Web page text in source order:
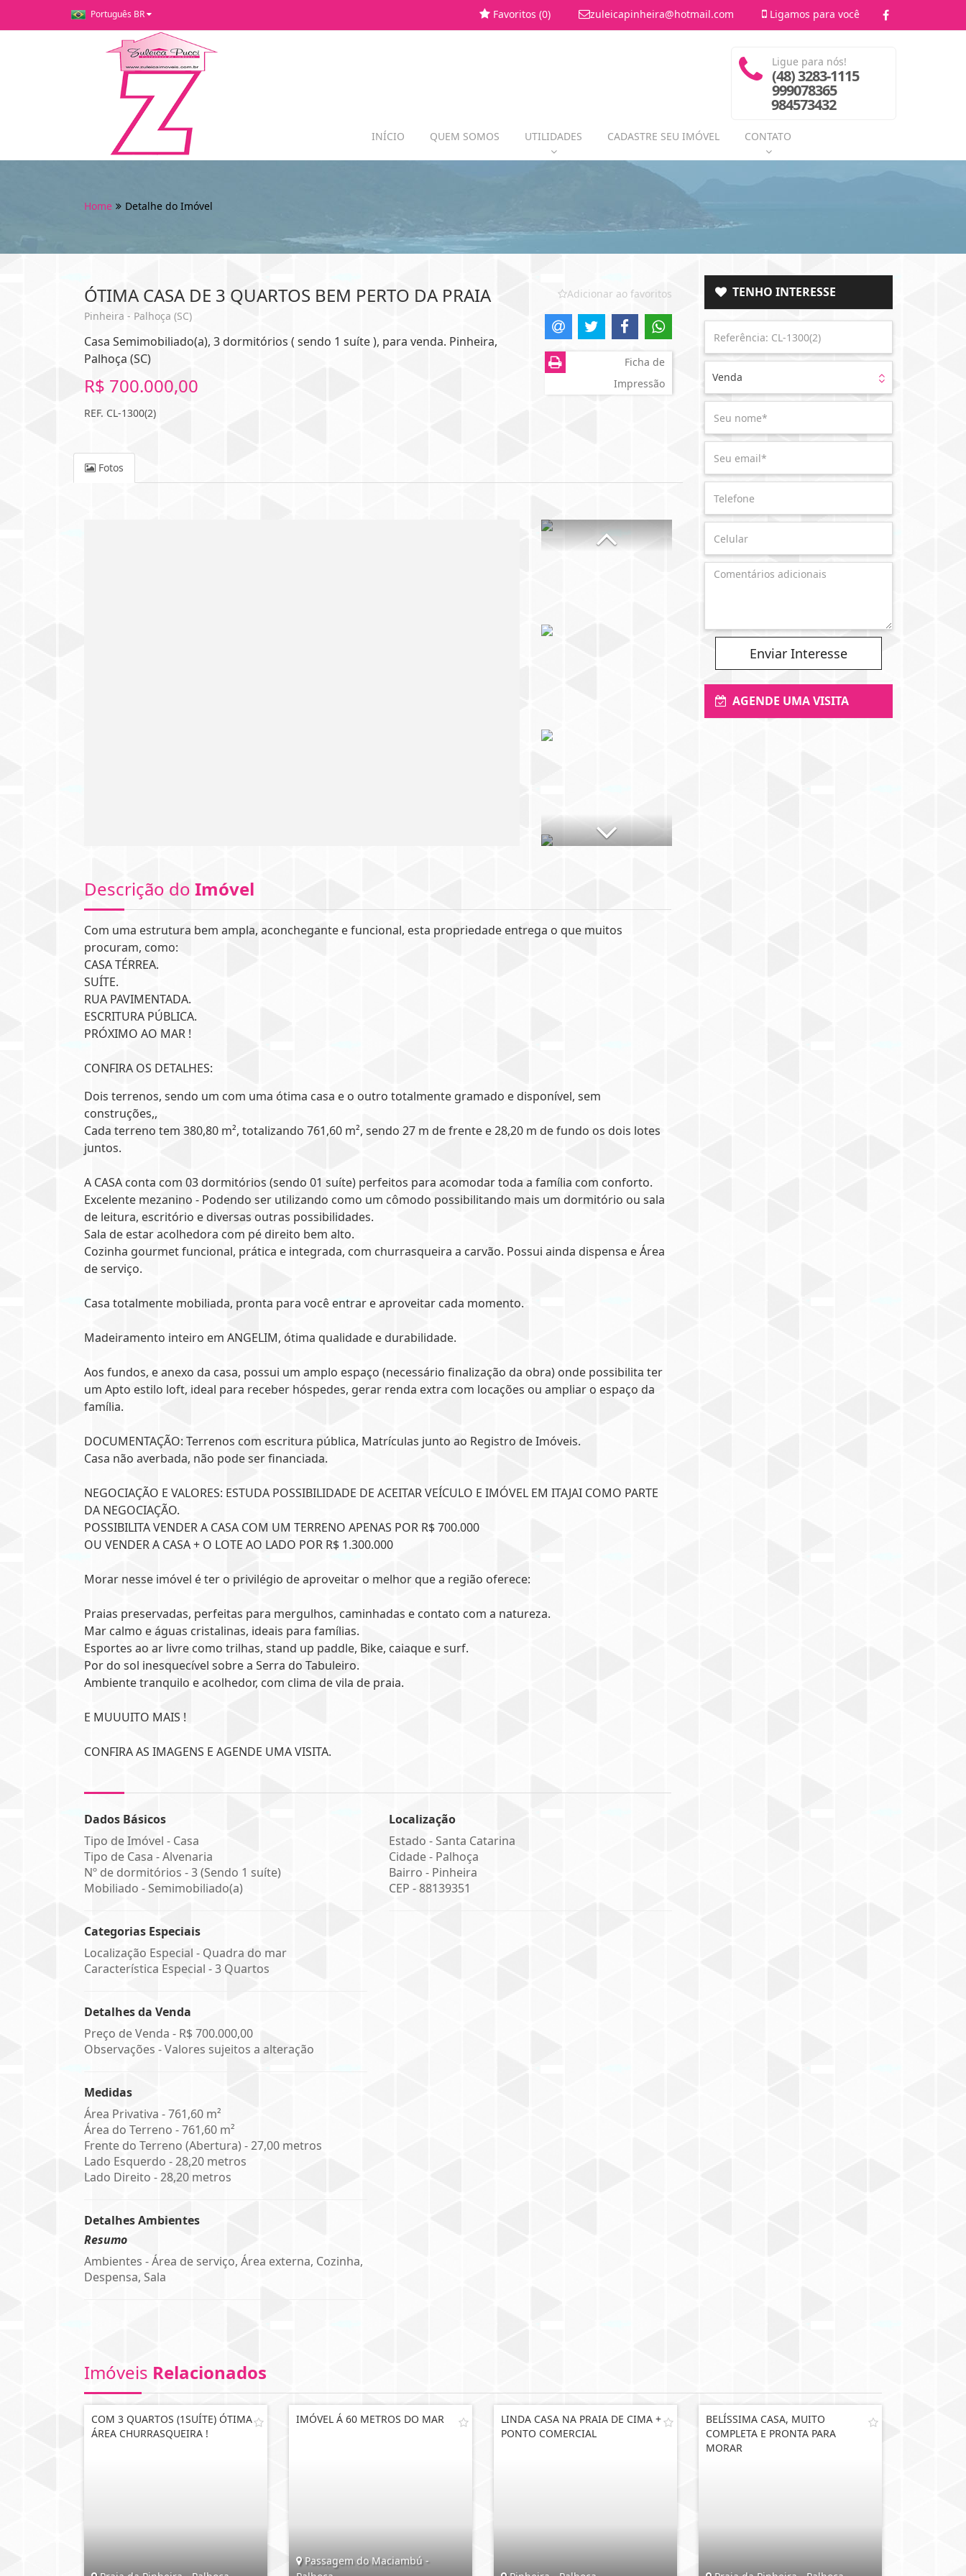
Português BR Ligamos para você
zuleicapinheira@hotmail.com
Favoritos (0)
INÍCIO QUEM SOMOS UTILIDADES CADASTRE SEU IMÓVEL CONTATO
Ligue para nós!
(48) 3283-1115
999078365
984573432
Home Detalhe do Imóvel
ÓTIMA CASA DE 3 QUARTOS BEM PERTO DA PRAIA
Pinheira - Palhoça (SC)
Casa Semimobiliado(a), 3 dormitórios ( sendo 1 suíte ), para venda. Pinheira,
Palhoça (SC)
R$ 700.000,00
REF. CL-1300(2)
Adicionar ao favoritos
Ficha de
Impressão
Fotos
Descrição do Imóvel
Com uma estrutura bem ampla, aconchegante e funcional, esta propriedade entrega o que muitos
procuram, como:
CASA TÉRREA.
SUÍTE.
RUA PAVIMENTADA.
ESCRITURA PÚBLICA.
PRÓXIMO AO MAR !
CONFIRA OS DETALHES:
Dois terrenos, sendo um com uma ótima casa e o outro totalmente gramado e disponível, sem
construções,,
Cada terreno tem 380,80 m², totalizando 761,60 m², sendo 27 m de frente e 28,20 m de fundo os dois lotes
juntos.
A CASA conta com 03 dormitórios (sendo 01 suíte) perfeitos para acomodar toda a família com conforto.
Excelente mezanino - Podendo ser utilizando como um cômodo possibilitando mais um dormitório ou sala
de leitura, escritório e diversas outras possibilidades.
Sala de estar acolhedora com pé direito bem alto.
Cozinha gourmet funcional, prática e integrada, com churrasqueira a carvão. Possui ainda dispensa e Área
de serviço.
Casa totalmente mobiliada, pronta para você entrar e aproveitar cada momento.
Madeiramento inteiro em ANGELIM, ótima qualidade e durabilidade.
Aos fundos, e anexo da casa, possui um amplo espaço (necessário finalização da obra) onde possibilita ter
um Apto estilo loft, ideal para receber hóspedes, gerar renda extra com locações ou ampliar o espaço da
família.
DOCUMENTAÇÃO: Terrenos com escritura pública, Matrículas junto ao Registro de Imóveis.
Casa não averbada, não pode ser financiada.
NEGOCIAÇÃO E VALORES: ESTUDA POSSIBILIDADE DE ACEITAR VEÍCULO E IMÓVEL EM ITAJAI COMO PARTE
DA NEGOCIAÇÃO.
POSSIBILITA VENDER A CASA COM UM TERRENO APENAS POR R$ 700.000
OU VENDER A CASA + O LOTE AO LADO POR R$ 1.300.000
Morar nesse imóvel é ter o privilégio de aproveitar o melhor que a região oferece:
Praias preservadas, perfeitas para mergulhos, caminhadas e contato com a natureza.
Mar calmo e águas cristalinas, ideais para famílias.
Esportes ao ar livre como trilhas, stand up paddle, Bike, caiaque e surf.
Por do sol inesquecível sobre a Serra do Tabuleiro.
Ambiente tranquilo e acolhedor, com clima de vila de praia.
E MUUUITO MAIS !
CONFIRA AS IMAGENS E AGENDE UMA VISITA.
Dados Básicos
Tipo de Imóvel - Casa
Tipo de Casa - Alvenaria
Nº de dormitórios - 3 (Sendo 1 suíte)
Mobiliado - Semimobiliado(a)
Categorias Especiais
Localização Especial - Quadra do mar
Característica Especial - 3 Quartos
Detalhes da Venda
Preço de Venda - R$ 700.000,00
Observações - Valores sujeitos a alteração
Medidas
Área Privativa - 761,60 m²
Área do Terreno - 761,60 m²
Frente do Terreno (Abertura) - 27,00 metros
Lado Esquerdo - 28,20 metros
Lado Direito - 28,20 metros
Detalhes Ambientes
Resumo
Ambientes - Área de serviço, Área externa, Cozinha,
Despensa, Sala
Localização
Estado -Santa Catarina
Cidade - Palhoça
Bairro - Pinheira
CEP -88139351
TENHO INTERESSE
Venda
Enviar Interesse
AGENDE UMA VISITA
Imóveis Relacionados
COM 3 QUARTOS (1SUÍTE) ÓTIMA
ÁREA CHURRASQUEIRA !
IMÓVEL Á 60 METROS DO MAR
Passagem do Maciambú -
LINDA CASA NA PRAIA DE CIMA +
PONTO COMERCIAL
BELÍSSIMA CASA, MUITO
COMPLETA E PRONTA PARA
MORAR